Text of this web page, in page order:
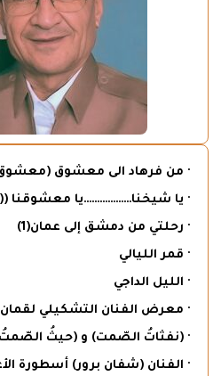
· من فرهاد الى معشوق
· يا شيخنا………………يا معشوقنا
· رحلتي من دمشق إلى عمان(1)
· قمر الليالي
· الليل الداجي
· معرض الفنان التشكيلي
· (نفثاتُ الصّمت) و (حيثُ
· الفنان (شفان برور) أسطورة